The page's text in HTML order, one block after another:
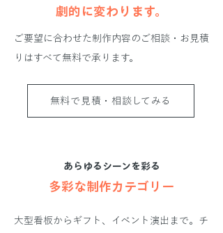
劇的に変わります。
ご要望に合わせた制作内容のご相談・お見積
りはすべて無料で承ります。
無料で見積・相談してみる
あらゆるシーンを彩る
多彩な制作カテゴリー
大型看板からギフト、イベント演出まで。チ